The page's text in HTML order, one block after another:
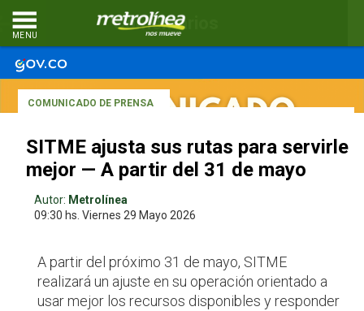
MENU
COMUNICADO DE PRENSA
SITME ajusta sus rutas para servirle
mejor — A partir del 31 de mayo
Autor: Metrolínea
09:30 hs. Viernes 29 Mayo 2026
A partir del próximo 31 de mayo, SITME
realizará un ajuste en su operación orientado a
usar mejor los recursos disponibles y responder
Comentarios